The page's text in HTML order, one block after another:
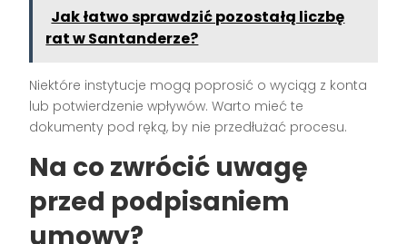
Jak łatwo sprawdzić pozostałą liczbę
rat w Santanderze?
Niektóre instytucje mogą poprosić o wyciąg z konta
lub potwierdzenie wpływów. Warto mieć te
dokumenty pod ręką, by nie przedłużać procesu.
Na co zwrócić uwagę
przed podpisaniem
umowy?